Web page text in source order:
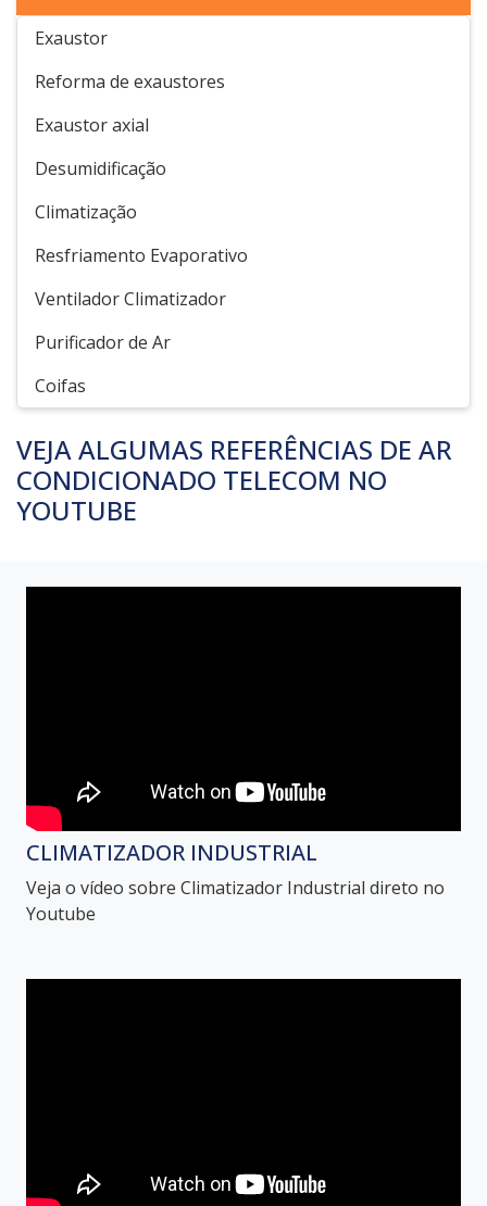
Exaustor
Reforma de exaustores
Exaustor axial
Desumidificação
Climatização
Resfriamento Evaporativo
Ventilador Climatizador
Purificador de Ar
Coifas
VEJA ALGUMAS REFERÊNCIAS DE AR
CONDICIONADO TELECOM NO
YOUTUBE
CLIMATIZADOR INDUSTRIAL
Veja o vídeo sobre Climatizador Industrial direto no
Youtube